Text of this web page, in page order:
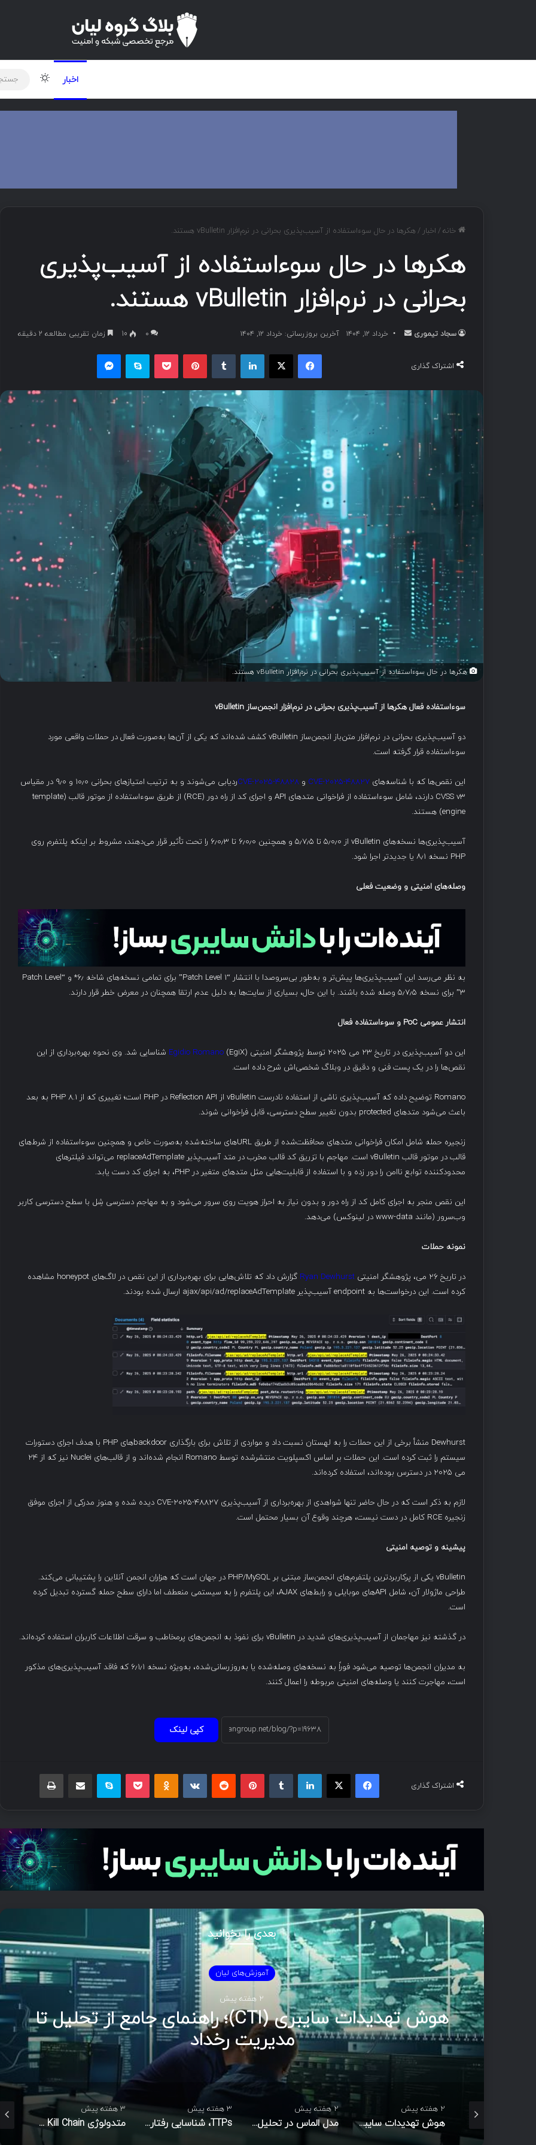
اخبار تغییر
خانه/ اخبار / هکرها در حال سوءاستفاده از آسیب‌پذیری بحرانی در نرم‌افزار vBulletin هستند.
هکرها در حال سوءاستفاده از آسیب‌پذیری
بحرانی در نرم‌افزار vBulletin هستند.
سجاد تیموری
ل
خرداد ۱۲, ۱۴۰۴ آخرین بروزرسانی: خرداد ۱۲, ۱۴۰۴ ۰ 10 زمان تقریبی مطالعه 2 دقیقه
اشتراک گذاری
فیسبوک ایکس لینکداین پینتریست پاکت اسکایپ
هکرها در حال سوءاستفاده از آسیب‌پذیری بحرانی در نرم‌افزار vBulletin هستند.
سوءاستفاده فعال هکرها از آسیب‌پذیری بحرانی در نرم‌افزار انجمن‌سازvBulletin
دو آسیب‌پذیری بحرانی در نرم‌افزار متن‌باز انجمن‌ساز vBulletin کشف شده‌اند که یکی از آن‌ها به‌صورت فعال در حملات واقعی مورد
سوءاستفاده قرار گرفته است.
این نقص‌ها که با شناسه‌های CVE-2025-48827 و CVE-2025-48828
ردیابی می‌شوند و به ترتیب امتیازهای بحرانی ۱۰٫۰ و ۹٫۰ در مقیاس
CVSS v3 دارند، شامل سوءاستفاده از فراخوانی متدهای API و اجرای کد از راه دور (RCE) از طریق سوءاستفاده از موتور قالب (template
engine) هستند.
آسیب‌پذیری‌ها نسخه‌های vBulletin از ۵٫۰٫۰ تا ۵٫۷٫۵ و همچنین ۶٫۰٫۰ تا ۶٫۰٫۳ را تحت تأثیر قرار می‌دهند، مشروط بر اینکه پلتفرم روی
PHP نسخه ۸٫۱ یا جدیدتر اجرا شود.
وصله‌های امنیتی و وضعیت فعلی
به نظر می‌رسد این آسیب‌پذیری‌ها پیش‌تر و به‌طور بی‌سروصدا با انتشار “Patch Level 1” برای تمامی نسخه‌های شاخه ۶٫* و “Patch Level
3” برای نسخه ۵٫۷٫۵ وصله شده باشند. با این حال، بسیاری از سایت‌ها به دلیل عدم ارتقا همچنان در معرض خطر قرار دارند.
انتشار عمومی و سوءاستفاده فعال
این دو آسیب‌پذیری در تاریخ ۲۳ می ۲۰۲۵ توسط پژوهشگر امنیتی Egidio Romano (EgiX) شناسایی شد. وی نحوه بهره‌برداری از این
نقص‌ها را در یک پست فنی و دقیق در وبلاگ شخصی‌اش شرح داده است.
Romano توضیح داده که آسیب‌پذیری ناشی از استفاده نادرست vBulletin از Reflection API در PHP است؛ تغییری که از PHP 8.1 به بعد
باعث می‌شود متدهای protected بدون تغییر سطح دسترسی، قابل فراخوانی شوند.
زنجیره حمله شامل امکان فراخوانی متدهای محافظت‌شده از طریق URLهای ساخته‌شده به‌صورت خاص و همچنین سوءاستفاده از شرط‌های
قالب در موتور قالب vBulletin است. مهاجم با تزریق کد قالب مخرب در متد آسیب‌پذیر replaceAdTemplate می‌تواند فیلترهای
محدودکننده توابع ناامن را دور زده و با استفاده از قابلیت‌هایی مثل متدهای متغیر در PHP، به اجرای کد دست یابد.
این نقص منجر به اجرای کامل کد از راه دور و بدون نیاز به احراز هویت روی سرور می‌شود و به مهاجم دسترسی شِل با سطح دسترسی کاربر
وب‌سرور (مانند www-data در لینوکس) می‌دهد.
نمونه حملات
در تاریخ ۲۶ می، پژوهشگر امنیتی Ryan Dewhurst
گزارش داد که تلاش‌هایی برای بهره‌برداری از این نقص در لاگ‌های honeypot مشاهده
کرده است. این درخواست‌ها به endpoint آسیب‌پذیر ajax/api/ad/replaceAdTemplate ارسال شده بودند.
Dewhurst منشأ برخی از این حملات را به لهستان نسبت داد و مواردی از تلاش برای بارگذاری backdoorهای PHP با هدف اجرای دستورات
سیستم را ثبت کرده است. این حملات بر اساس اکسپلویت منتشرشده توسط Romano انجام شده‌اند و از قالب‌های Nuclei نیز که از ۲۴
می ۲۰۲۵ در دسترس بوده‌اند، استفاده کرده‌اند.
لازم به ذکر است که در حال حاضر تنها شواهدی از بهره‌برداری از آسیب‌پذیری CVE-2025-48827 دیده شده و هنوز مدرکی از اجرای موفق
زنجیره RCE کامل در دست نیست، هرچند وقوع آن بسیار محتمل است.
پیشینه و توصیه امنیتی
vBulletin یکی از پرکاربردترین پلتفرم‌های انجمن‌ساز مبتنی بر PHP/MySQL در جهان است که هزاران انجمن آنلاین را پشتیبانی می‌کند.
طراحی ماژولار آن، شامل APIهای موبایلی و رابط‌های AJAX، این پلتفرم را به سیستمی منعطف اما دارای سطح حمله گسترده تبدیل کرده
است.
در گذشته نیز مهاجمان از آسیب‌پذیری‌های شدید در vBulletin برای نفوذ به انجمن‌های پرمخاطب و سرقت اطلاعات کاربران استفاده کرده‌اند.
به مدیران انجمن‌ها توصیه می‌شود فوراً به نسخه‌های وصله‌شده یا به‌روزرسانی‌شده، به‌ویژه نسخه ۶٫۱٫۱ که فاقد آسیب‌پذیری‌های مذکور
است، مهاجرت کنند یا وصله‌های امنیتی مربوطه را اعمال کنند.
کپی لینک
اشتراک گذاری
فیسبوک ایکس لینکداین پینتریست پاکت
بعدی را بخوانید
آموزش‌های لیان
2 هفته پیش
هوش تهدیدات سایبری (CTI)؛ راهنمای جامع از تحلیل تا
مدیریت رخداد
2 هفته پیش
هوش تهدیدات سایبری (CTI)؛ راهنمای جامع از تحلیل تا مدیریت رخداد
2 هفته پیش
مدل الماس در تحلیل نفوذ
3 هفته پیش
TTPs، شناسایی رفتاری مهاجم و شاخص‌های نفوذ در امنیت سایبری
3 هفته پیش
متدولوژی Cyber Kill Chain